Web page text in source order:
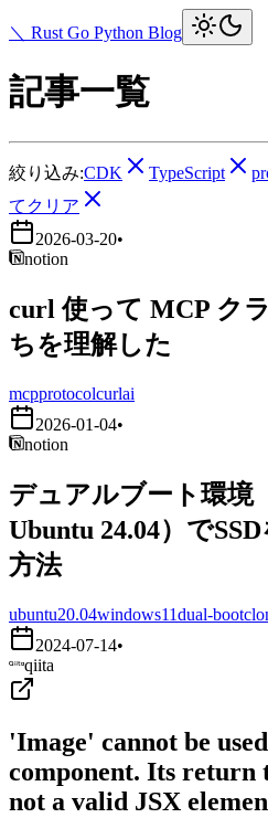
＼ Rust Go Python Blog
記事一覧
絞り込み:CDK TypeScript
てクリア
2026-03-20•
notion
curl 使って MCP ク
ちを理解した
mcpprotocolcurlai
2026-01-04•
notion
デュアルブート環境
Ubuntu 24.04）で
方法
ubuntu20.04windows11dual-boot
2024-07-14•
qiita
'Image' cannot be
component. Its return
not a valid JSX